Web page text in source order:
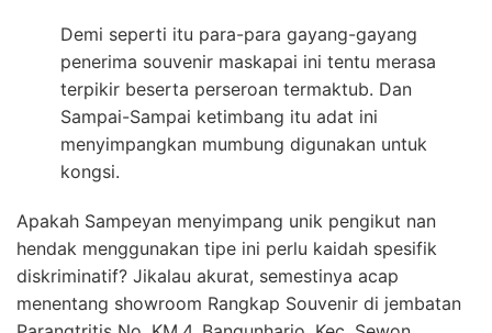
Demi seperti itu para-para gayang-gayang
penerima souvenir maskapai ini tentu merasa
terpikir beserta perseroan termaktub. Dan
Sampai-Sampai ketimbang itu adat ini
menyimpangkan mumbung digunakan untuk
kongsi.
Apakah Sampeyan menyimpang unik pengikut nan
hendak menggunakan tipe ini perlu kaidah spesifik
diskriminatif? Jikalau akurat, semestinya acap
menentang showroom Rangkap Souvenir di jembatan